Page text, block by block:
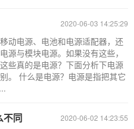
2020-06-03 14:25:29
动电源、电池和电源适配器，还
源与模块电源。如果没有这些，
些真的是电源？下面分析下电源
。 什么是电源？电源是指把其它
2020-06-02 14:23:55
不同